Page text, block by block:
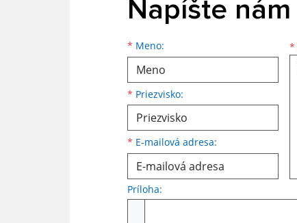
Napíšte nám
* Meno:
Meno
* Priezvisko:
Priezvisko
* E-mailová adresa:
E-mailová adresa *
Príloha: